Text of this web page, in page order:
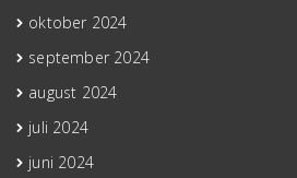
oktober 2024
september 2024
august 2024
juli 2024
juni 2024